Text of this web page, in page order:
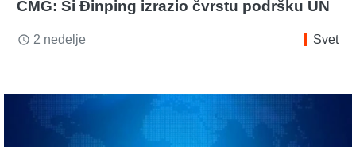
CMG: Si Đinping izrazio čvrstu podršku UN
access_time 2 nedelje Svet